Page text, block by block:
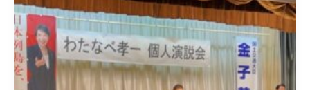
道
第
十
選
挙